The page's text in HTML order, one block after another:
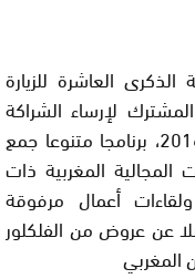
العاشرة للزيارة
لإرساء الشراكة
الاستراتيجية بين البلدين في 11 ماي 2016، برنامجا متنوعا جمع
المغربية ذات
أعمال مرفوقة
عن عروض من الفلكلور
المغربي